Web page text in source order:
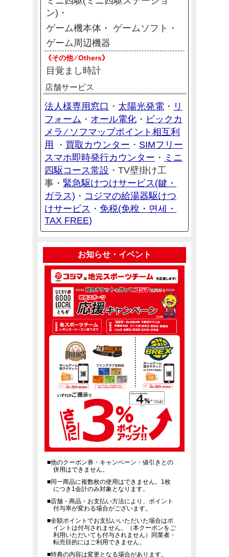
ン)
ゲーム機本体
ゲームソフト
ゲーム周辺機器
《その他 ⁄ Others》
目覚まし時計
店舗サービス
法人様専用窓口 ・ 太陽光発電 ・ リ
フォーム ・ オール電化 ・ ビックカ
メラ ⁄ ソフマップポイント相互利
用
・ 買取カウンター ・ SIMフリー
スマホ即時発行カウンター ・ ミニ
四駆コース常設 ・TV壁掛け工
事・ 緊急駆けつけサービス(鍵・
ガラス) ・ コジマの給湯器駆けつ
けサービス ・ 免税(免稅・면세・
TAX FREE)
お知らせ・イベント
■他のクーポン券・キャンペーン・値引きとの
併用はできません。
■同一商品に複数枚の使用はできません。1枚
につき1会計のみ対象となります。
■店舗・商品・お支払い方法により、ポイント
付与率が変わる場合がございます。
■全額ポイントでお支払いいただいた場合はポ
イントは付与されません。（本クーポンをご
利用いただいても付与されません）同業者・
転売目的にはご利用できません。
■特典の内容は変更となる場合があります。